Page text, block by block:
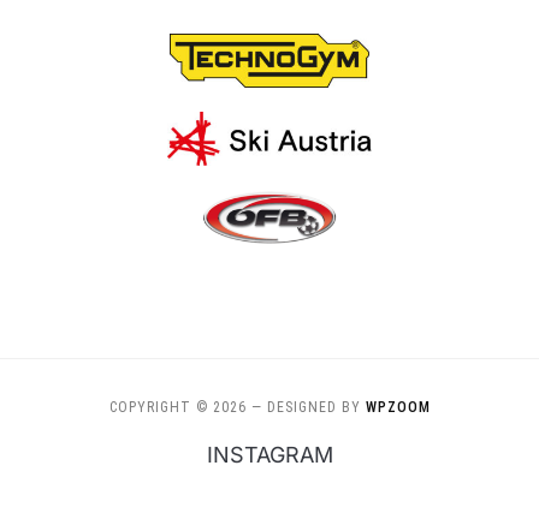
COPYRIGHT © 2026 — DESIGNED BY WPZOOM
INSTAGRAM